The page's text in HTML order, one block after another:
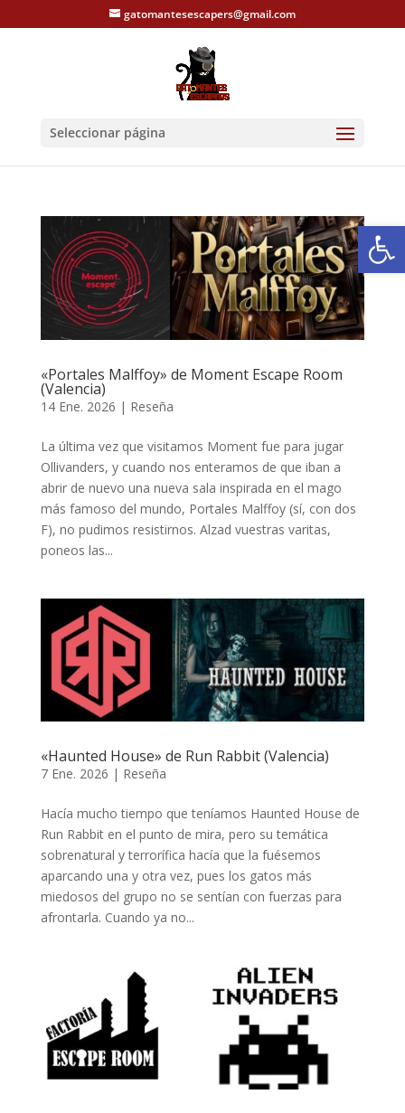
gatomantesescapers@gmail.com
Seleccionar página
«Portales Malffoy» de Moment Escape Room
(Valencia)
14 Ene. 2026 | Reseña
La última vez que visitamos Moment fue para jugar
Ollivanders, y cuando nos enteramos de que iban a
abrir de nuevo una nueva sala inspirada en el mago
más famoso del mundo, Portales Malffoy (sí, con dos
F), no pudimos resistirnos. Alzad vuestras varitas,
poneos las...
«Haunted House» de Run Rabbit (Valencia)
7 Ene. 2026 | Reseña
Hacía mucho tiempo que teníamos Haunted House de
Run Rabbit en el punto de mira, pero su temática
sobrenatural y terrorífica hacía que la fuésemos
aparcando una y otra vez, pues los gatos más
miedosos del grupo no se sentían con fuerzas para
afrontarla. Cuando ya no...